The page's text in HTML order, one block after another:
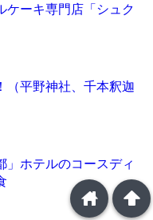
ケーキ専門店「シュク
（平野神社、千本釈迦
」ホテルのコースディ
arrowup
home